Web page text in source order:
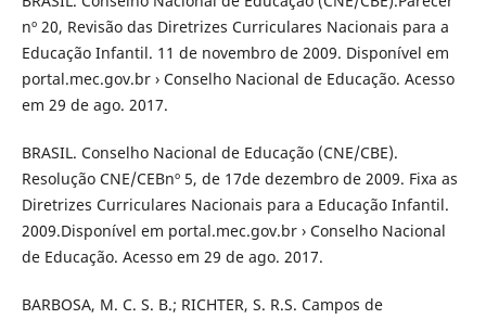
nº 20, Revisão das Diretrizes Curriculares Nacionais para a
Educação Infantil. 11 de novembro de 2009. Disponível em
portal.mec.gov.br › Conselho Nacional de Educação. Acesso
em 29 de ago. 2017.
BRASIL. Conselho Nacional de Educação (CNE/CBE).
Resolução CNE/CEBnº 5, de 17de dezembro de 2009. Fixa as
Diretrizes Curriculares Nacionais para a Educação Infantil.
2009.Disponível em portal.mec.gov.br › Conselho Nacional
de Educação. Acesso em 29 de ago. 2017.
BARBOSA, M. C. S. B.; RICHTER, S. R.S. Campos de